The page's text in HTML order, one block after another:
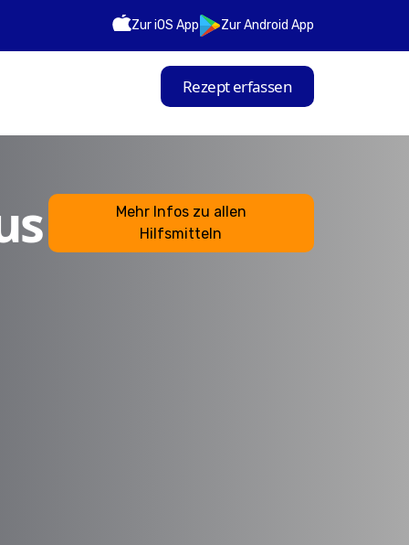
Zur iOS App Zur Android App
Rezept erfassen
Mehr Infos zu allen
Hilfsmitteln